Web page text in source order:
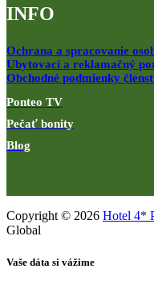
INFO
Ochrana a spracovanie
Ubytovací a reklamačný
Obchodné podmienky
Ponteo TV
Pečať bonity
Blog
Copyright © 2026 Hotel 4*
Global
Vaše dáta si vážime